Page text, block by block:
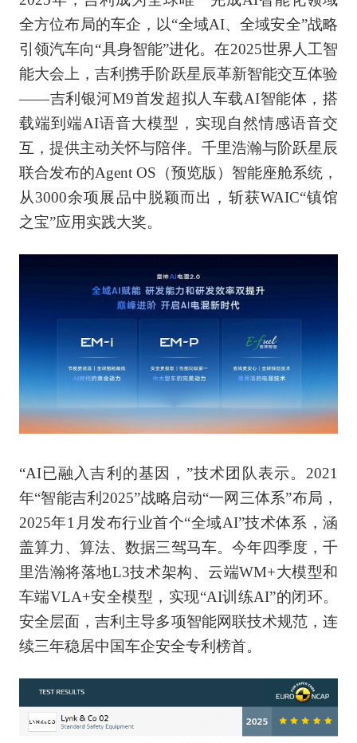
全方位布局的车企，以“全域AI、全域安全”战略
引领汽车向“具身智能”进化。在2025世界人工智
能大会上，吉利携手阶跃星辰革新智能交互体验
——吉利银河M9首发超拟人车载AI智能体，搭
载端到端AI语音大模型，实现自然情感语音交
互，提供主动关怀与陪伴。千里浩瀚与阶跃星辰
联合发布的Agent OS（预览版）智能座舱系统，
从3000余项展品中脱颖而出，斩获WAIC“镇馆
之宝”应用实践大奖。
“AI已融入吉利的基因，”技术团队表示。2021
年“智能吉利2025”战略启动“一网三体系”布局，
2025年1月发布行业首个“全域AI”技术体系，涵
盖算力、算法、数据三驾马车。今年四季度，千
里浩瀚将落地L3技术架构、云端WM+大模型和
车端VLA+安全模型，实现“AI训练AI”的闭环。
安全层面，吉利主导多项智能网联技术规范，连
续三年稳居中国车企安全专利榜首。